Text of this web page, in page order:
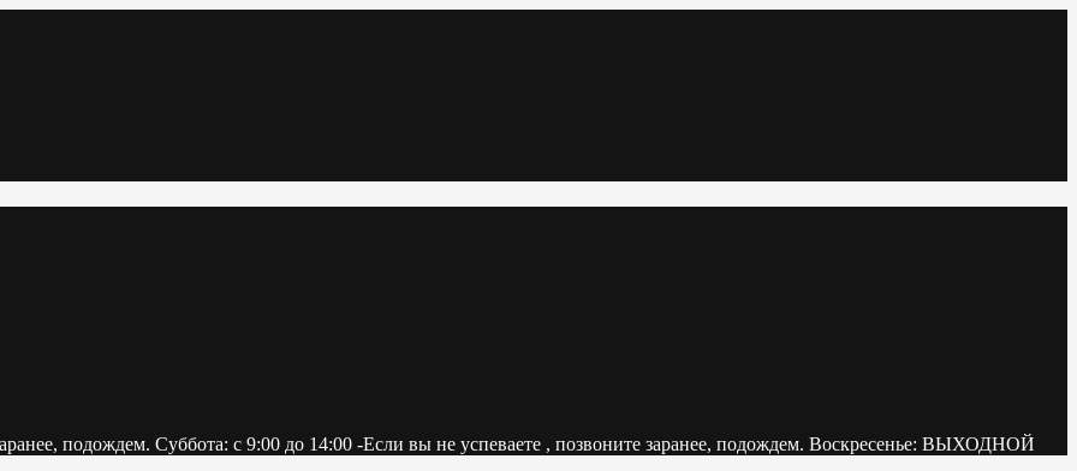
подождем. Суббота: с 9:00 до 14:00 -Если вы не успеваете , позвоните заранее, подождем. Воскресенье: ВЫХОДНОЙ